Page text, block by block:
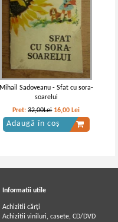
Mihail Sadoveanu - Sfat cu sora-
soarelui
Pret:32,00Lei 16,00 Lei
Adaugă în coș
Informatii utile
Achizitii cărți
Achizitii viniluri, casete, CD/DVD